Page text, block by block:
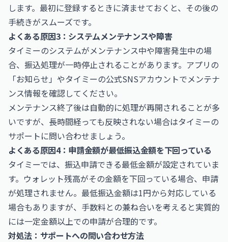
します。最初に登録するときに済ませておくと、その後の
手続きがスムーズです。
よくある原因3：システムメンテナンスや障害
タイミーのシステムがメンテナンス中や障害発生中の場
合、振込処理が一時停止されることがあります。アプリの
「お知らせ」やタイミーの公式SNSアカウントでメンテナ
ンス情報を確認してください。
メンテナンス終了後は自動的に処理が再開されることが多
いですが、長時間経っても反映されない場合はタイミーの
サポートに問い合わせましょう。
よくある原因4：申請金額が最低振込金額を下回っている
タイミーでは、振込申請できる最低金額が設定されていま
す。ウォレット残高がその金額を下回っている場合、申請
が処理されません。最低振込金額は1円から対応している
場合もありますが、手数料との兼ね合いを考えると実質的
には一定金額以上での申請が合理的です。
対処法：サポートへの問い合わせ方法